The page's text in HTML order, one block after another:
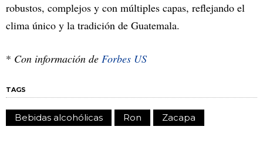
robustos, complejos y con múltiples capas, reflejando el
clima único y la tradición de Guatemala.
* Con información de Forbes US
TAGS
Bebidas alcohólicas Ron Zacapa